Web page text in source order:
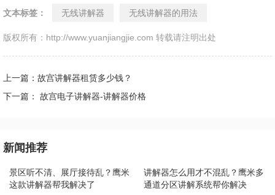
文本标签： 无线讲解器 无线讲解器的用法
版权所有：http://www.yuanjiangjie.com 转载请注明出处
上一篇：故宫讲解器租赁多少钱？
下一篇： 故宫电子讲解器-讲解器价格
新闻推荐
景区听不清、展厅接待乱？鹰米
这款讲解器帮我解决了
讲解器怎么用才不混乱？鹰米多
通道分区讲解系统帮你解决